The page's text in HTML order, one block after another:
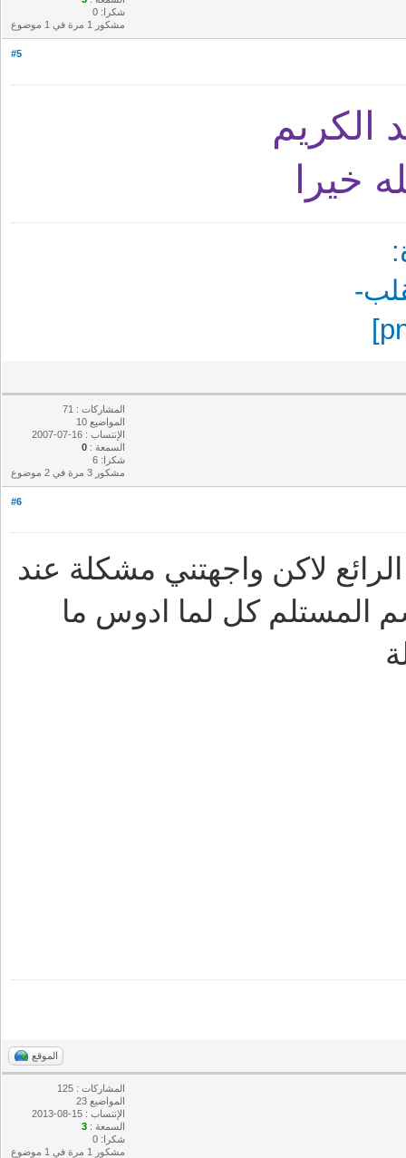
شكرا: 0
مشكور 1 مرة في 1 موضوع
#5
الكريم
خيرا
المشاركات : 71
المواضيع 10
الإنتساب : 16-07-2007
السمعة :0
شكرا: 6
مشكور 3 مرة في 2 موضوع
#6
لاكن واجهتني مشكلة عند
المستلم كل لما ادوس ما
الموقع
المشاركات : 125
المواضيع 23
الإنتساب : 15-08-2013
السمعة :3
شكرا: 0
مشكور 1 مرة في 1 موضوع